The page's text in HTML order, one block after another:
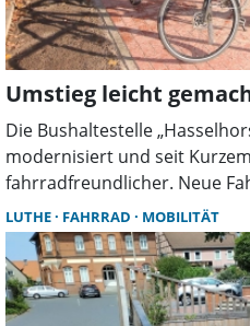
Umstieg leicht
Die Bushaltestelle
modernisiert und seit
fahrradfreundlicher. Neue
installiert, nachdem ein
entscheidenden Impuls
LUTHE FAHRRAD MOBILITÄT